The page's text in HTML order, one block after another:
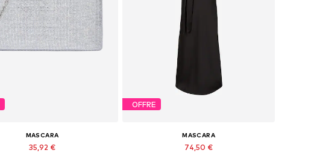
MASCARA
35,92 €
OFFRE
MASCARA
74,50 €